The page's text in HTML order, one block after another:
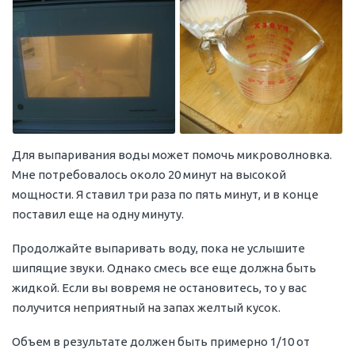
Для выпаривания воды может помочь микроволновка.
Мне потребовалось около 20 минут на высокой
мощности. Я ставил три раза по пять минут, и в конце
поставил еще на одну минуту.
Продолжайте выпаривать воду, пока не услышите
шипящие звуки. Однако смесь все еще должна быть
жидкой. Если вы вовремя не остановитесь, то у вас
получится неприятный на запах желтый кусок.
Объем в результате должен быть примерно 1/10 от